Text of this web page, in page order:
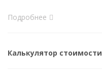
Подробнее
Калькулятор стоимости